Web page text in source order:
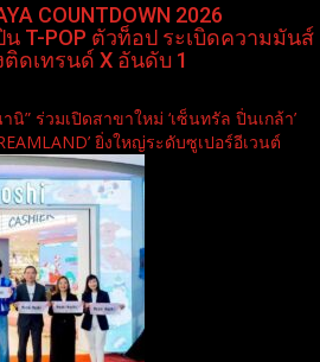
COUNTDOWN 2026
น T-POP ตัวท็อป ระเบิดความมันส์
ดเทรนด์ X อันดับ 1
นิ” ร่วมเปิดสาขาใหม่ ‘เซ็นทรัล ปิ่นเกล้า’
ยิ่งใหญ่ระดับซูเปอร์อีเวนต์